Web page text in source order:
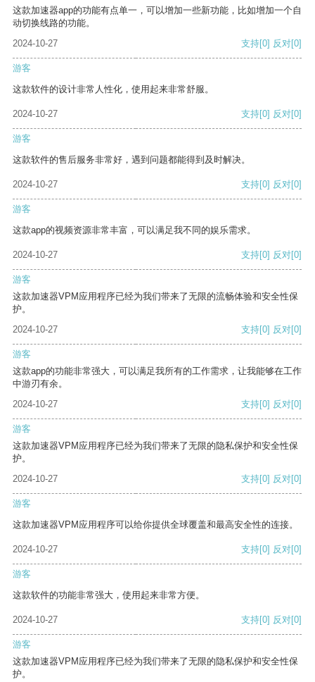
这款加速器app的功能有点单一，可以增加一些新功能，比如增加一个自
动切换线路的功能。
2024-10-27
支持[0] 反对[0]
游客
这款软件的设计非常人性化，使用起来非常舒服。
2024-10-27 支持[0] 反对[0]
游客
这款软件的售后服务非常好，遇到问题都能得到及时解决。
2024-10-27 支持[0] 反对[0]
游客
这款app的视频资源非常丰富，可以满足我不同的娱乐需求。
2024-10-27 支持[0] 反对[0]
游客
这款加速器VPM应用程序已经为我们带来了无限的流畅体验和安全性保
护。
2024-10-27
支持[0] 反对[0]
游客
这款app的功能非常强大，可以满足我所有的工作需求，让我能够在工作
中游刃有余。
2024-10-27
支持[0] 反对[0]
游客
这款加速器VPM应用程序已经为我们带来了无限的隐私保护和安全性保
护。
2024-10-27
支持[0] 反对[0]
游客
这款加速器VPM应用程序可以给你提供全球覆盖和最高安全性的连接。
2024-10-27 支持[0] 反对[0]
游客
这款软件的功能非常强大，使用起来非常方便。
2024-10-27 支持[0] 反对[0]
游客
这款加速器VPM应用程序已经为我们带来了无限的隐私保护和安全性保
护。